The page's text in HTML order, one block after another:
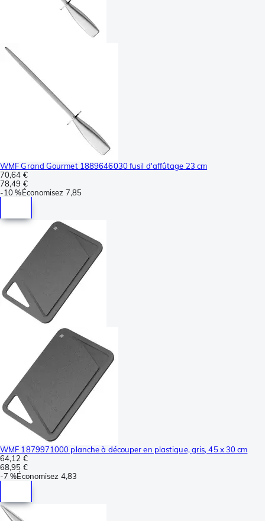
WMF Grand Gourmet 1889646030 fusil d'affûtage 23 cm
70,64 €
78,49 €
-10 %Économisez 7,85
WMF 1879971000 planche à découper en plastique, gris, 45 x 30 cm
64,12 €
68,95 €
-7 %Économisez 4,83